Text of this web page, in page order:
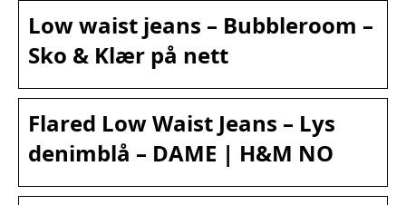
Low waist jeans – Bubbleroom –
Sko & Klær på nett
Flared Low Waist Jeans – Lys
denimblå – DAME | H&M NO